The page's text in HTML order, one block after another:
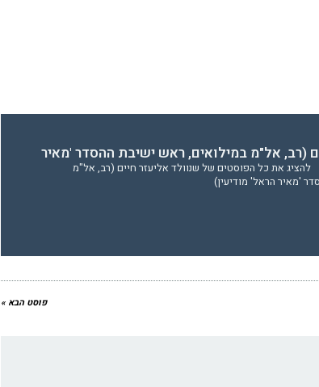
(רב, אל"מ במילואים, ראש ישיבת ההסדר 'מאיר
להציג את כל הפוסטים של שנוולד אליעזר חיים (רב, אל"מ
'מאיר הראל' מודיעין)
פוסט הבא »